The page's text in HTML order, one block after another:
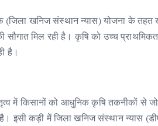
dI
n
खनिज संस्थान न्यास) योजना के तहत
मिल रही है। कृषि को उच्च
है।
में किसानों को आधुनिक कृषि तकनीकों से
है। इसी कड़ी में जिला खनिज संस्थान न्यास